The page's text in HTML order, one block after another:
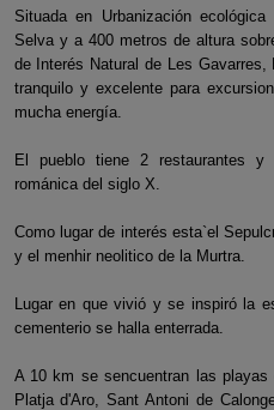
Situada en Urbanización
Selva y a 400 metros de altura
de Interés Natural de Les
tranquilo y excelente para
mucha energía.
El pueblo tiene 2 restaurantes
románica del siglo X.
Como lugar de interés esta`el
y el menhir neolitico de la Murtra.
Lugar en que vivió y se inspiró la
cementerio se halla enterrada.
A 10 km se sencuentran las
Platja d'Aro, Sant Antoni de